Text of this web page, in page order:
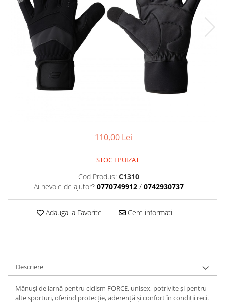
Saboti de frana
Schimbatoare viteze
Scule bicicleta
Sei bicicleta
110,00 Lei
STOC EPUIZAT
Cod Produs: C1310
Ai nevoie de ajutor? 0770749912 / 0742930737
Adauga la Favorite Cere informatii
Descriere
Mănuși de iarnă pentru ciclism FORCE, unisex, potrivite și pentru
alte sporturi, oferind protecție, aderență și confort în condiții reci.